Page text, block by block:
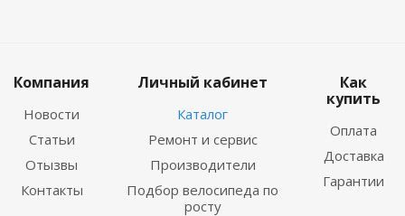
Компания
Новости
Статьи
Отызвы
Контакты
Личный кабинет
Каталог
Ремонт и сервис
Производители
Подбор велосипеда по
росту
Как
купить
Оплата
Доставка
Гарантии